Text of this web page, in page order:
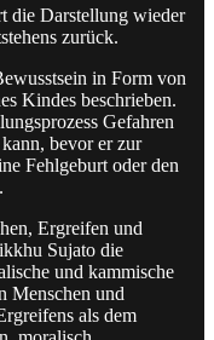
die Darstellung wieder
zurück.
in Form von
Kindes beschrieben.
Gefahren
bevor er zur
Fehlgeburt oder den
Ergreifen und
Sujato die
und kammische
Menschen und
als dem